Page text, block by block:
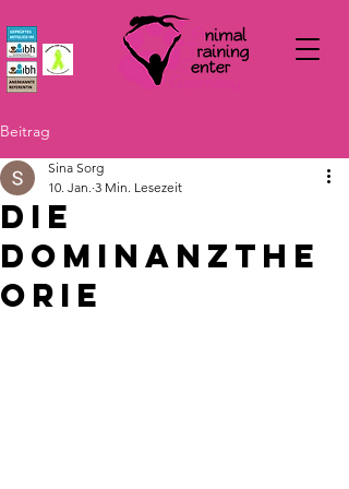
Beitrag
die
Dominanzthe
orie
Sina Sorg
10. Jan. 3 Min. Lesezeit